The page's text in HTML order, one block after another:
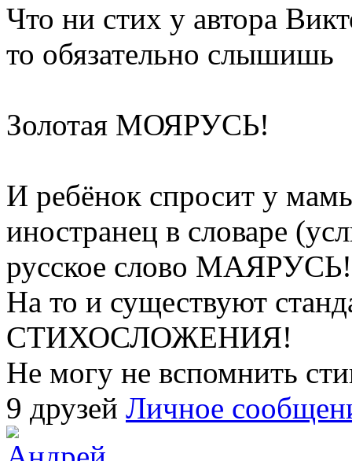
Что ни стих у автора
то обязательно слышишь
Золотая МОЯРУСЬ!
И ребёнок спросит у
иностранец в словаре
русское слово МАЯРУСЬ!
На то и существуют
СТИХОСЛОЖЕНИЯ!
Не могу не вспомнить
9 друзей Личное